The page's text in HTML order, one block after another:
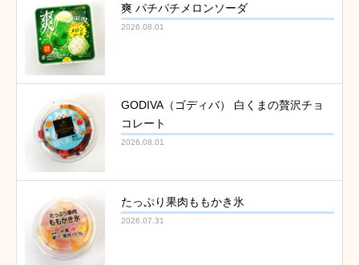
爽 パチパチメロンソーダ
2026.08.01
GODIVA（ゴディバ） 白くまの贅沢チョ
コレート
2026.08.01
たっぷり果肉ももかき氷
2026.07.31